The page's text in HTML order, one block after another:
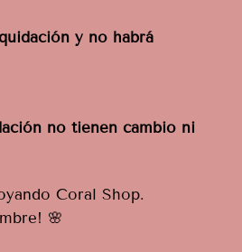
y no habrá
no tienen cambio ni
Coral Shop.
🌸